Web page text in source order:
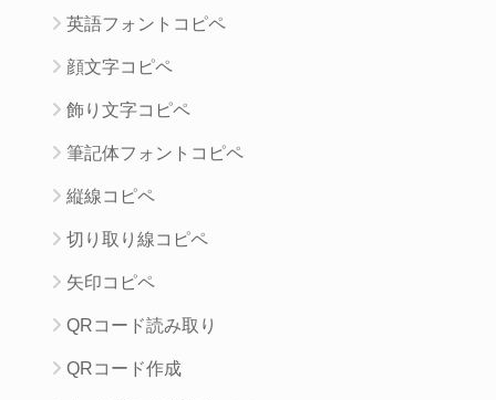
英語フォントコピペ
顔文字コピペ
飾り文字コピペ
筆記体フォントコピペ
縦線コピペ
切り取り線コピペ
矢印コピペ
QRコード読み取り
QRコード作成